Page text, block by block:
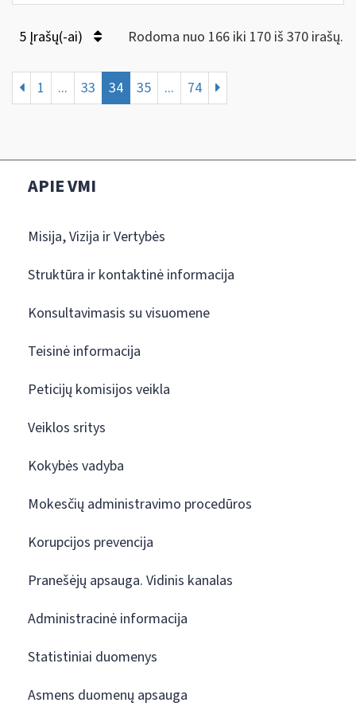
5 Įrašų(-ai) Rodoma nuo 166 iki 170 iš 370 irašų.
1 ... 33 34 35 ... 74
APIE VMI
Misija, Vizija ir Vertybės
Struktūra ir kontaktinė informacija
Konsultavimasis su visuomene
Teisinė informacija
Peticijų komisijos veikla
Veiklos sritys
Kokybės vadyba
Mokesčių administravimo procedūros
Korupcijos prevencija
Pranešėjų apsauga. Vidinis kanalas
Administracinė informacija
Statistiniai duomenys
Asmens duomenų apsauga